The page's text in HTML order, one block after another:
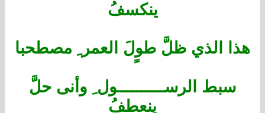
ينكسفُ
هذا الذي ظلَّ طولَ العمر ِ مصطحبا
سبط الرســــــــــول ِ وأنى حلَّ
ينعطفُ